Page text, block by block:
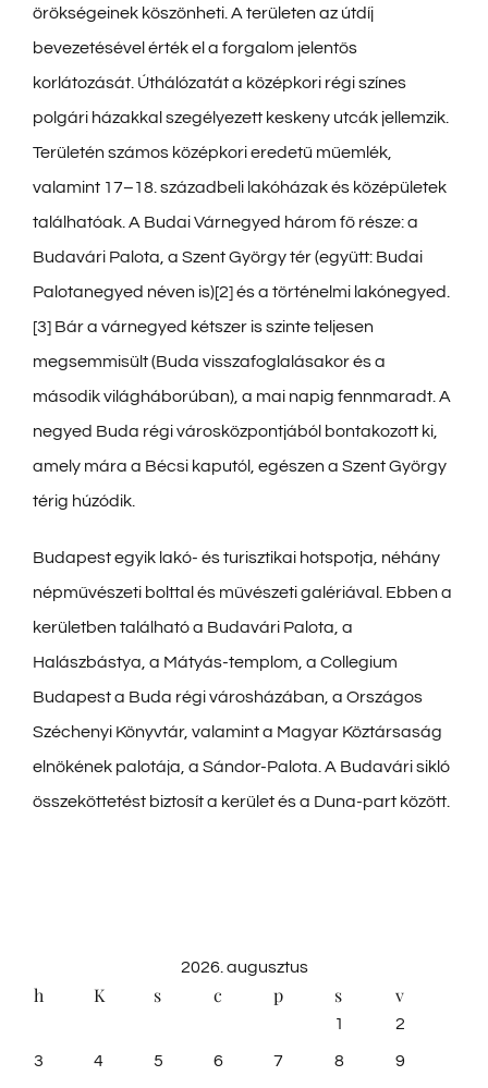
örökségeinek köszönheti. A területen az útdíj
bevezetésével érték el a forgalom jelentős
korlátozását. Úthálózatát a középkori régi színes
polgári házakkal szegélyezett keskeny utcák jellemzik.
Területén számos középkori eredetű műemlék,
valamint 17–18. századbeli lakóházak és középületek
találhatóak. A Budai Várnegyed három fő része: a
Budavári Palota, a Szent György tér (együtt: Budai
Palotanegyed néven is)[2] és a történelmi lakónegyed.
[3] Bár a várnegyed kétszer is szinte teljesen
megsemmisült (Buda visszafoglalásakor és a
második világháborúban), a mai napig fennmaradt. A
negyed Buda régi városközpontjából bontakozott ki,
amely mára a Bécsi kaputól, egészen a Szent György
térig húzódik.
Budapest egyik lakó- és turisztikai hotspotja, néhány
népművészeti bolttal és művészeti galériával. Ebben a
kerületben található a Budavári Palota, a
Halászbástya, a Mátyás-templom, a Collegium
Budapest a Buda régi városházában, a Országos
Széchenyi Könyvtár, valamint a Magyar Köztársaság
elnökének palotája, a Sándor-Palota. A Budavári sikló
összeköttetést biztosít a kerület és a Duna-part között.
2026. augusztus
h K s c p s v
1 2
3 4 5 6 7 8 9